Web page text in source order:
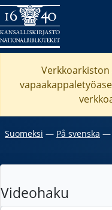
Suomeksi ― På svenska ―
Videohaku